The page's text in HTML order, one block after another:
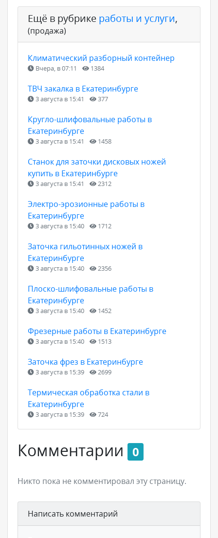
Ещё в рубрике работы и услуги,
(продажа)
Климатический разборный контейнер
Вчера, в 07:11 1384
ТВЧ закалка в Екатеринбурге
3 августа в 15:41 377
Кругло-шлифовальные работы в
Екатеринбурге
3 августа в 15:41 1458
Станок для заточки дисковых ножей
купить в Екатеринбурге
3 августа в 15:41 2312
Электро-эрозионные работы в
Екатеринбурге
3 августа в 15:40 1712
Заточка гильотинных ножей в
Екатеринбурге
3 августа в 15:40 2356
Плоско-шлифовальные работы в
Екатеринбурге
3 августа в 15:40 1452
Фрезерные работы в Екатеринбурге
3 августа в 15:40 1513
Заточка фрез в Екатеринбурге
3 августа в 15:39 2699
Термическая обработка стали в
Екатеринбурге
3 августа в 15:39 724
Комментарии 0
Никто пока не комментировал эту страницу.
Написать комментарий